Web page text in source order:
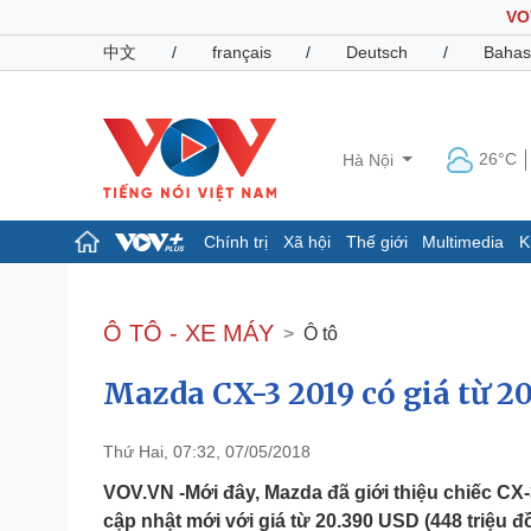
中文
/ français / Deutsch /
Hà Nội 26°C
Chính trị Xã hội Thế giới Multimedia
Đảng
Tổ chức nhân sự
Nhận diện sự thật
Dấu ấn VOV
Pháp luật
Vụ án
Quân sự - Quốc phòng
Vũ khí
Ô TÔ - XE MÁY Ô tô
Mazda CX-3 2019 có giá từ
Thứ Hai, 07:32, 07/05/2018
VOV.VN -Mới đây, Mazda đã giới thiệu chiếc
cập nhật mới với giá từ 20.390 USD (448 triệu